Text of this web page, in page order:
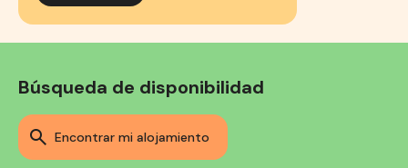
Búsqueda de disponibilidad
encontrar mi alojamiento